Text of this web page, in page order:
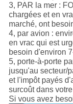
3, PAR la mer :
chargées et en
marché, ont
4, par avion :
en vrac qui est
besoin d'environ
5, porte-à-porte
jusqu'au secteur/
et l'impôt payés
surcoût dans
Si vous avez